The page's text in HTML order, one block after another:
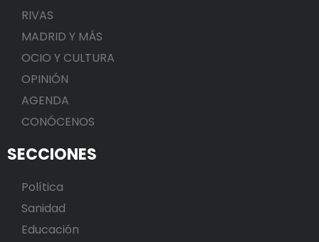
RIVAS
MADRID Y MÁS
OCIO Y CULTURA
OPINIÓN
AGENDA
CONÓCENOS
SECCIONES
Política
Sanidad
Educación